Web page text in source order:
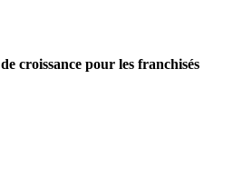
croissance pour les franchisés